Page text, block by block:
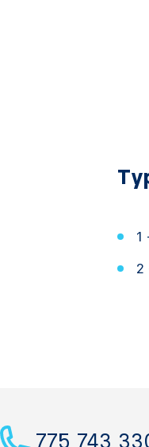
1
2
775 743